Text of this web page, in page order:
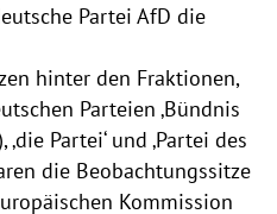
Partei AfD die
hinter den Fraktionen,
Parteien ‚Bündnis
‚die Partei‘ und ‚Partei des
die Beobachtungssitze
Kommission